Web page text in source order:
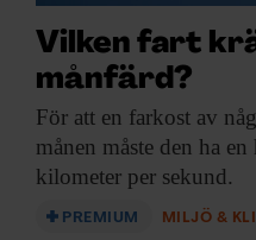
Vilken fart
månfärd?
För att en farkost av
månen måste den ha
kilometer per sekund.
PREMIUM MILJÖ &